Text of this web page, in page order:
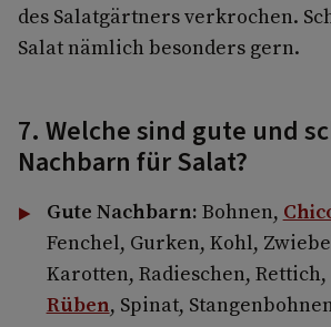
des Salatgärtners verkrochen.
Salat nämlich besonders gern.
7. Welche sind gute und
Nachbarn für Salat?
Gute Nachbarn: Bohnen,
Fenchel, Gurken, Kohl,
Karotten, Radieschen,
Rüben, Spinat,